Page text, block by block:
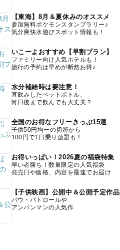
【東海】8月＆夏休みのオススメ
参加無料ポケモンスタンプラリー♪
気分爽快水遊びスポット情報も！
いこーよおすすめ【早割プラン】
ファミリー向け人気ホテルも！
旅行の予約は早めが断然お得♪
水分補給時は要注意！
直飲みしたペットボトル、
何日後まで飲んでも大丈夫？
全国のお得なフリーきっぷ15選
子供50円均一の切符から
100円で1日乗り放題も！
お得いっぱい！2026夏の福袋特集
早い者勝ち！数量限定の人気福袋
発売日や価格、内容を最速でお届け
【子供映画】公開中＆公開予定作品
パウ・パトロールや
アンパンマンの人気作